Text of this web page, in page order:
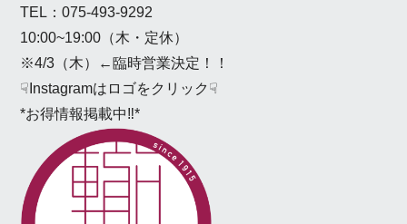
TEL：075-493-9292
10:00~19:00（木・定休）
※4/3（木）←臨時営業決定！！
☟Instagramはロゴをクリック☟
*お得情報掲載中‼*